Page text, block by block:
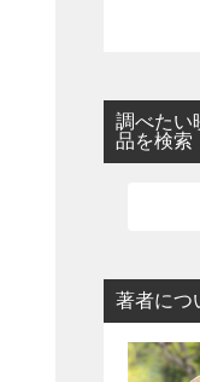
調べたい
品を検索
著者につ